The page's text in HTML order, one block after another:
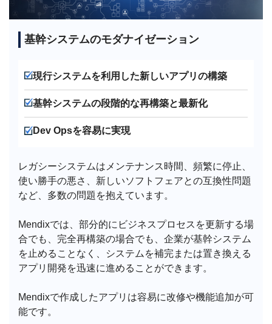
基幹システムのモダナイゼーション
現行システムを利用した新しいアプリの構築
基幹システムの段階的な再構築と最新化
Dev Opsを容易に実現
レガシーシステムはメンテナンス時間、頻繁に停止、
使い勝手の悪さ、新しいソフトフェアとの互換性問題
など、多数の問題を抱えています。
Mendixでは、部分的にビジネスプロセスを更新する場
合でも、完全再構築の場合でも、企業が基幹システム
を止めることなく、システムを補完または置き換える
アプリ開発を迅速に進めることができます。
Mendixで作成したアプリは容易に改修や機能追加が可
能です。